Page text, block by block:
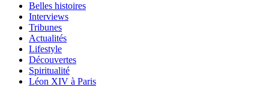
Belles histoires
Interviews
Tribunes
Actualités
Lifestyle
Découvertes
Spiritualité
Léon XIV à Paris